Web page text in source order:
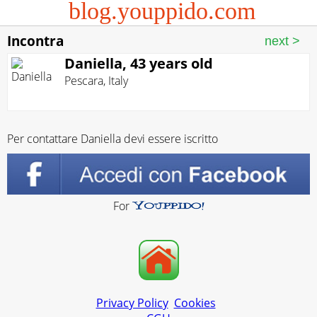
blog.youppido.com
Incontra
Daniella, 43 years old
Pescara, Italy
Per contattare Daniella devi essere iscritto
For
Privacy Policy Cookies